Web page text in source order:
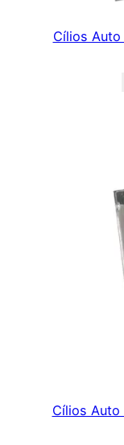
Cílios Auto
Cílios Auto